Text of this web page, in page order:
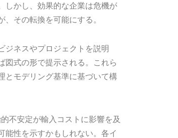
しかし、効果的な企業は危機が
その転換を可能にする。
ジネスやプロジェクトを説明
図式の形で提示される。これら
とモデリング基準に基づいて構
不安定が輸入コストに影響を及
能性を示すかもしれない。各イ